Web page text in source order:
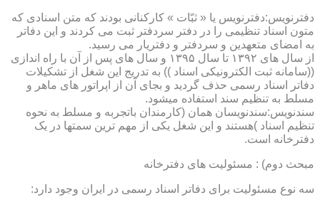
دفترنویس:دفترنویس یا « ثبّات » کارکنانی بودند که متن اسنادی که
متون اسناد تنظیمی را در دفتر سردفتر ثبت می کردند و این دفاتر
به امضای متعهدین و سردفتر و دفتریار می رسید.
از سال های ۱۳۹۲ تا سال ۱۳۹۵ و سال های پس از آن با راه اندازی
((سامانه ثبت الکترونیکی اسناد )) به تدریج این شغل از تشکیلات
دفاتر اسناد رسمی حذف گردید و بجای آن از اپراتور های ماهر و
مسلط به تنظیم سند استفاده میشود.
سندنویس:سندنویسان همان (کارمندان باتجربه و مسلط به نحوه
تنظیم اسناد )هستند و این شغل یکی از مهم ترین سمتها در یک
دفترخانه است.
مبحث دوم) : مسئولیت های دفترخانه
سه نوع مسئولیت برای دفاتر اسناد رسمی در ایران وجود دارد: